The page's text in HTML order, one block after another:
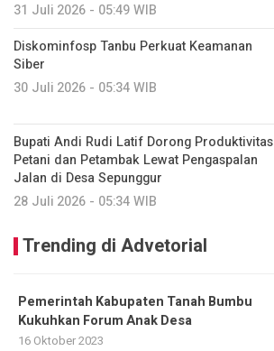
31 Juli 2026 - 05:49 WIB
Diskominfosp Tanbu Perkuat Keamanan
Siber
30 Juli 2026 - 05:34 WIB
Bupati Andi Rudi Latif Dorong Produktivitas
Petani dan Petambak Lewat Pengaspalan
Jalan di Desa Sepunggur
28 Juli 2026 - 05:34 WIB
Trending di Advetorial
Pemerintah Kabupaten Tanah Bumbu
Kukuhkan Forum Anak Desa
16 Oktober 2023